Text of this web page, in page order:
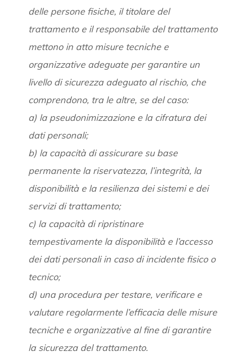
delle persone fisiche, il titolare del
trattamento e il responsabile del trattamento
mettono in atto misure tecniche e
organizzative adeguate per garantire un
livello di sicurezza adeguato al rischio, che
comprendono, tra le altre, se del caso:
a) la pseudonimizzazione e la cifratura dei
dati personali;
b) la capacità di assicurare su base
permanente la riservatezza, l’integrità, la
disponibilità e la resilienza dei sistemi e dei
servizi di trattamento;
c) la capacità di ripristinare
tempestivamente la disponibilità e l’accesso
dei dati personali in caso di incidente fisico o
tecnico;
d) una procedura per testare, verificare e
valutare regolarmente l’efficacia delle misure
tecniche e organizzative al fine di garantire
la sicurezza del trattamento.